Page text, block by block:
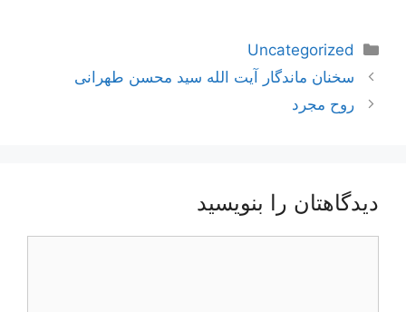
دسته‌ها
Uncategorized
ناوبری
نوشته‌ها
سخنان ماندگار آیت الله سید محسن طهرانی
روح مجرد
دیدگاهتان را بنویسید